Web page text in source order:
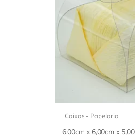
Caixas - Papelaria
6,00cm x 6,00cm x